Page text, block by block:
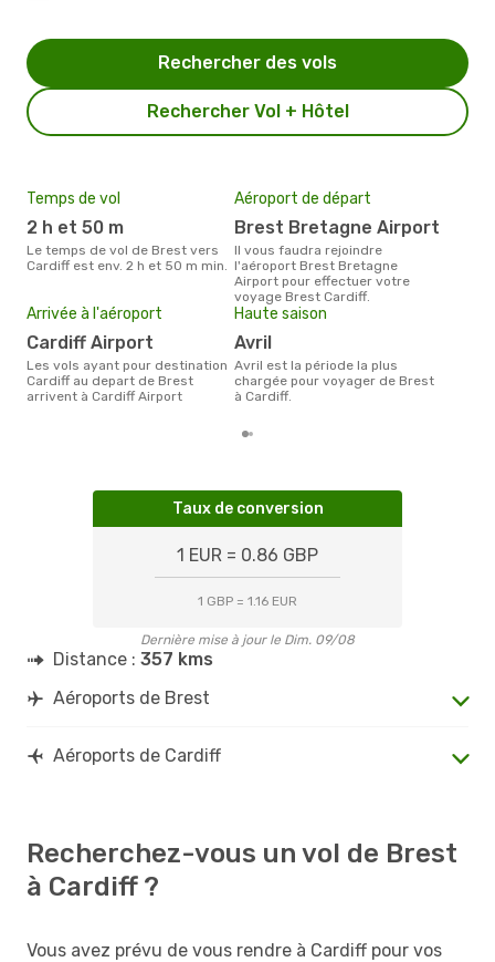
Rechercher Vol + Hôtel
Rechercher des vols
Temps de vol
2 h et 50 m
Le temps de vol de Brest vers
Cardiff est env. 2 h et 50 m min.
Aéroport de départ
Brest Bretagne Airport
Il vous faudra rejoindre
l'aéroport Brest Bretagne
Airport pour effectuer votre
voyage Brest Cardiff.
Arrivée à l'aéroport
Cardiff Airport
Les vols ayant pour destination
Cardiff au depart de Brest
arrivent à Cardiff Airport
Haute saison
avril
avril est la période la plus
chargée pour voyager de Brest
à Cardiff.
Taux de conversion
1 EUR = 0.86 GBP
1 GBP = 1.16 EUR
Dernière mise à jour le Dim. 09/08
Distance : 357 kms
Aéroports de Brest
Aéroports de Cardiff
Recherchez-vous un vol de Brest
à Cardiff ?
Vous avez prévu de vous rendre à Cardiff pour vos